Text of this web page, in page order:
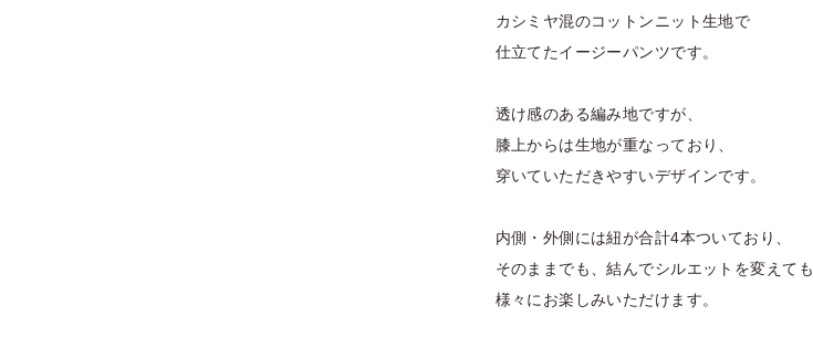
カシミヤ混のコットンニット生地で
仕立てたイージーパンツです。
透け感のある編み地ですが、
膝上からは生地が重なっており、
穿いていただきやすいデザインです。
内側・外側には紐が合計4本ついており、
そのままでも、結んでシルエットを変えても
様々にお楽しみいただけます。